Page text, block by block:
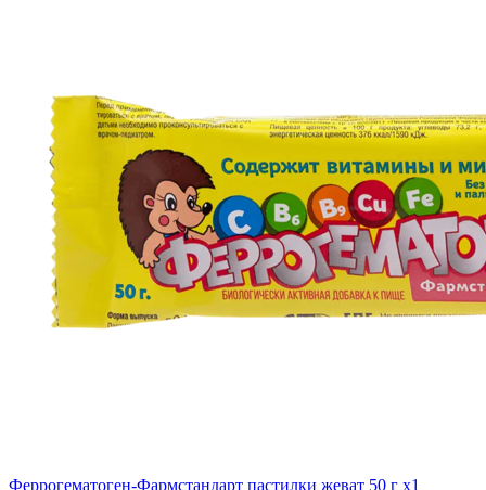
Феррогематоген-Фармстандарт пастилки жеват 50 г x1